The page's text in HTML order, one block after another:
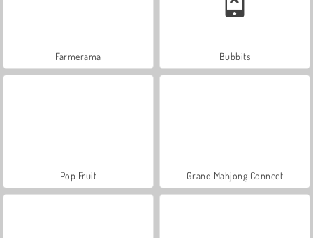
Farmerama Bubbits
Pop Fruit Grand Mahjong Connect